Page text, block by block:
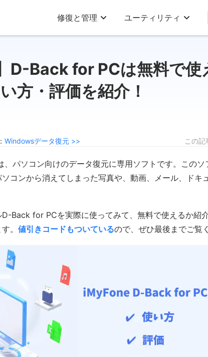
修復と管理 ユーティリティ
D-Back for PCは無料で使
い方・評価を紹介！
Windowsデータ復元 >> この
、パソコン向けのデータ復元に専用ソフトです。この
コンから消えてしまった写真や、動画、メール、ドキ
Back for PCを実際に使ってみて、無料で使えるか紹
。 値引きコードもついているので、ぜひ最後までご覧